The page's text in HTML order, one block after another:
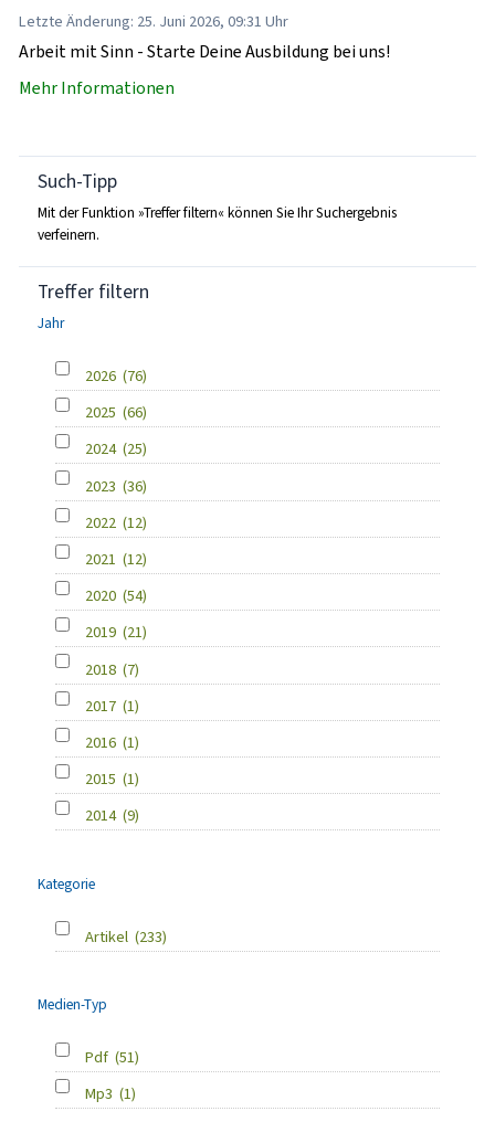
Letzte Änderung: 25. Juni 2026, 09:31 Uhr
Arbeit mit Sinn - Starte Deine Ausbildung bei uns!
Mehr Informationen
Such-Tipp
Mit der Funktion »Treffer filtern« können Sie Ihr Suchergebnis
verfeinern.
Treffer filtern
Jahr
2026 (76)
2025 (66)
2024 (25)
2023 (36)
2022 (12)
2021 (12)
2020 (54)
2019 (21)
2018 (7)
2017 (1)
2016 (1)
2015 (1)
2014 (9)
Kategorie
Artikel (233)
Medien-Typ
Pdf (51)
Mp3 (1)